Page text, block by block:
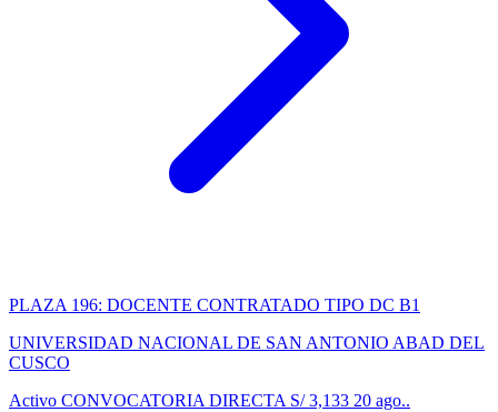
PLAZA 196: DOCENTE CONTRATADO TIPO DC B1
UNIVERSIDAD NACIONAL DE SAN ANTONIO ABAD DEL
CUSCO
Activo CONVOCATORIA DIRECTA S/ 3,133 20 ago..